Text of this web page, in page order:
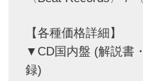
【各種価格詳細】
▼CD国内盤 (解説書
録)